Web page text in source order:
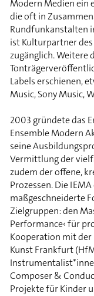
Modern Medien ein
die oft in
Rundfunkanstalten
ist Kulturpartner
zugänglich. Weitere
Labels erschienen,
Music, Sony Music,
2003 gründete das
Ensemble Modern
seine
Vermittlung der
zudem der offene,
Prozessen. Die
maßgeschneiderte
Zielgruppen: den
Performance‹ für
Kooperation mit
Kunst Frankfurt
Composer &
Projekte für Kinder